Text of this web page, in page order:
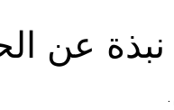
نبذة عن